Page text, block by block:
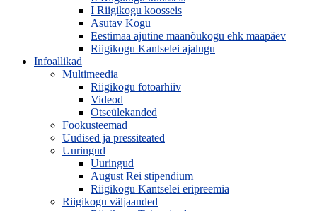
I Riigikogu koosseis
Asutav Kogu
Eestimaa ajutine maanõukogu ehk maapäev
Riigikogu Kantselei ajalugu
Infoallikad
Multimeedia
Riigikogu fotoarhiiv
Videod
Otseülekanded
Fookusteemad
Uudised ja pressiteated
Uuringud
Uuringud
August Rei stipendium
Riigikogu Kantselei eripreemia
Riigikogu väljaanded